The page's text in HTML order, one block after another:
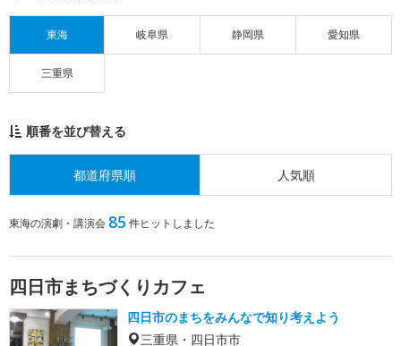
東海 岐阜県 静岡県 愛知県
三重県
順番を並び替える
都道府県順 人気順
東海の演劇・講演会 85 件ヒットしました
四日市まちづくりカフェ
四日市のまちをみんなで知り考えよう
三重県・四日市市